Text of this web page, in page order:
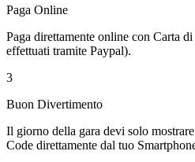
Paga Online
Paga direttamente online con Carta
effettuati tramite Paypal).
3
Buon Divertimento
Il giorno della gara devi solo
Code direttamente dal tuo